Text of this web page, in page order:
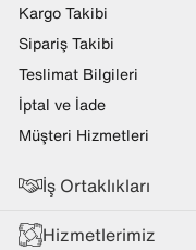
Kargo Takibi
Sipariş Takibi
Teslimat Bilgileri
İptal ve İade
Müşteri Hizmetleri
İş Ortaklıkları
Hizmetlerimiz